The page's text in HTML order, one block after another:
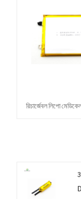
রিচার্জেবল লিপো